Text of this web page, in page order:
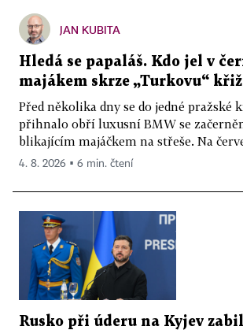
JAN KUBITA
Hledá se papaláš. Kdo jel v
majákem skrze „Turkovu“
Před několika dny se do jedné pražské
přihnalo obří luxusní BMW se
blikajícím majáčkem na střeše. Na
4. 8. 2026 ▪ 6 min. čtení
Rusko při úderu na Kyjev